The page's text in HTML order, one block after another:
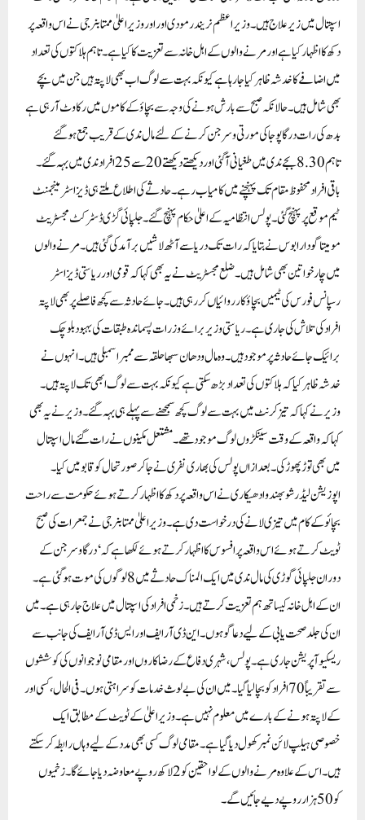
اسپتال میں زیر علاج ہیں ۔وزیر اعظم نریندر مودی اور اوروزیر اعلیٰ ممتا بنرجی نے اس واقعہ پر
دکھ کا اظہار کیا ہے اور مرنے والوں کے اہل خانہ سے تعزیت کا کیا ہے ۔ تاہم ہلاکتوں کی تعداد
میں اضافے کا خدشہ ظاہر کیا جا رہا ہے کیونکہ بہت سے لوگ اب بھی لاپتہ ہیں جن میں بچے
بھی شامل ہیں۔ حالانکہ صبح سے بارش ہونے کی وجہ سے بچاؤ کے کاموں میں رکاوٹ آرہی ہے
بدھ کی رات درگا پوجا کی مورتی وسرجن کرنے کے لئے مال ندی کے قریب جمع ہوگئے
تاہم 8.30بجے ندی میں طغیانی آگئی اور دیکھتے دیکھتے 20سے 25افراد ندی میں بہہ گئے ۔
باقی افراد محفوظ مقام تک پہنچنے میں کامیاب رہے ۔حادثے کی اطلاع ملتے ہی ڈیزاسٹر مینجمنٹ
ٹیم موقع پر پہنچ گئی۔ پولس انتظامیہ کے اعلیٰ حکام پہنچ گئے ۔ جلپائی گڑی ڈسٹرکٹ مجسٹریٹ
مومیتا گودارا بوس نے بتایا کہ رات تک دریا سے آٹھ لاشیں برآمد کی گئی ہیں۔ مرنے والوں
میں چار خواتین بھی شامل ہیں۔ضلع مجسٹریٹ نے یہ بھی کہا کہ قومی اور ریاستی ڈیزاسٹر
رسپانس فورس کی ٹیمیں بچاؤ کارروائیاں کر رہی ہیں۔ جائے حادثہ سے کچھ فاصلے پر بھی لاپتہ
افراد کی تلاش کی جاری ہے ۔ریاستی وزیر برائے وزرات پسماندہ طبقات کی بہبود بلو چک
برائیک جائے حادثہ پر موجود ہیں۔ وہ مال ودھان سبھا حلقہ سے ممبر اسمبلی ہیں۔ انہوں نے
خدشہ ظاہر کیا کہ ہلاکتوں کی تعداد بڑھ سکتی ہے کیونکہ بہت سے لوگ ابھی تک لاپتہ ہیں۔
وزیر نے کہا کہ تیز کرنٹ میں بہت سے لوگ کچھ سمجھنے سے پہلے ہی بہہ گئے ۔ وزیر نے یہ بھی
کہا کہ واقعہ کے وقت سینکڑوں لوگ موجود تھے ۔مشتعل مکینوں نے رات گئے مال اسپتال
میں بھی توڑ پھوڑ کی۔ بعد ازاں پولس کی بھاری نفری نے جا کر صورتحال کو قابو میں کیا۔
اپوزیشن لیڈر شوبھندو ادھیکاری نے اس واقعہ پر دکھ کا اظہار کرتے ہوئے حکومت سے راحت
بچائو کے کام میں تیز ی لانے کی درخواست دی ہے ۔وزیر اعلیٰ ممتا بنرجی نے جمعرات کی صبح
ٹویٹ کرتے ہوئے اس واقعہ پر افسوس کا اظہار کرتے ہوئے لکھا ہے کہ ‘درگا وسرجن کے
دوران جلپائی گوڑی کی مال ندی میں ایک المناک حادثے میں 8لوگوں کی موت ہوگئی ہے ۔
ان کے اہل خانہ کیساتھ ہم تعزیت کرتے ہیں ۔زخمی افراد کی اسپتال میں علاج جارہی ہے ۔میں
ان کی جلد صحت یابی کے لیے دعا گو ہوں۔ این ڈی آر ایف اور ایس ڈی آر ایف کی جانب سے
ریسکیو آپریشن جاری ہے۔ پولس، شہری دفاع کے رضاکاروں اور مقامی نوجوانوں کی کوششوں
سے تقریباً 70افراد کو بچا لیا گیا۔ میں ان کی بے لوث خدمات کو سراہتی ہوں۔ فی الحال، کسی اور
کے لاپتہ ہونے کے بارے میں معلوم نہیں ہے ۔وزیر اعلیٰ کے ٹویٹ کے مطابق ایک
خصوصی ہیلپ لائن نمبر کھول دیا گیا ہے ۔ مقامی لوگ کسی بھی مدد کے لیے وہاں رابطہ کر سکتے
ہیں۔ اس کے علاوہ مرنے والوں کے لواحقین کو 2لاکھ روپے معاوضہ دیا جائے گا۔ زخمیوں
کو 50ہزار روپے دیے جائیں گے۔